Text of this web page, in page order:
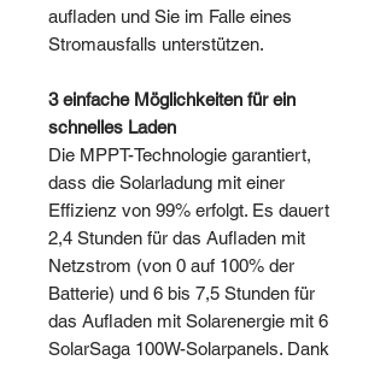
aufladen und Sie im Falle eines
Stromausfalls unterstützen.
3 einfache Möglichkeiten für ein
schnelles Laden
Die MPPT-Technologie garantiert,
dass die Solarladung mit einer
Effizienz von 99% erfolgt. Es dauert
2,4 Stunden für das Aufladen mit
Netzstrom (von 0 auf 100% der
Batterie) und 6 bis 7,5 Stunden für
das Aufladen mit Solarenergie mit 6
SolarSaga 100W-Solarpanels. Dank